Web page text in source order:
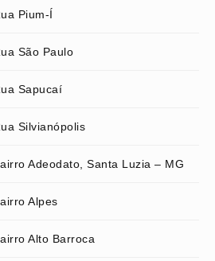
Pium-Í
São Paulo
Sapucaí
Silvianópolis
Adeodato, Santa Luzia – MG
Alpes
Alto Barroca